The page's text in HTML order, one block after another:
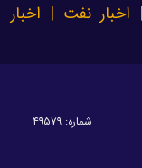
نفت | اخبار
شماره: ۴۹۵۷۹